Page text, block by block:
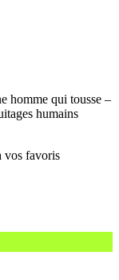
homme qui tousse –
humains